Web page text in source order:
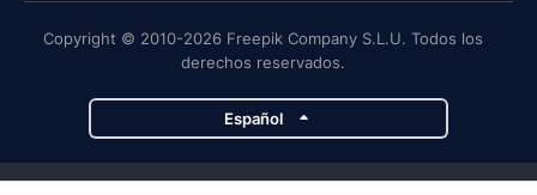
Copyright © 2010-2026 Freepik Company S.L.U. Todos los
derechos reservados.
Español